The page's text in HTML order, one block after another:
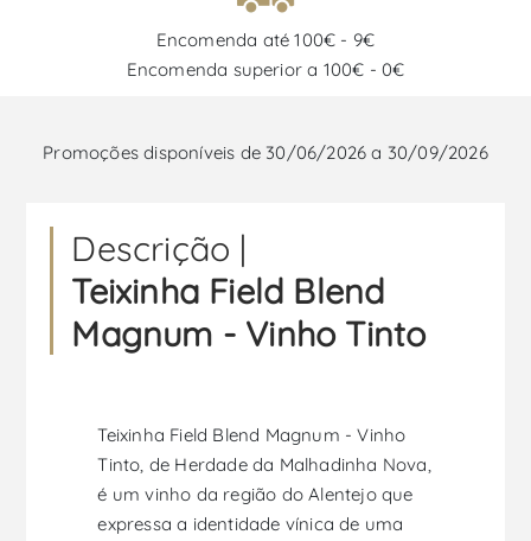
Encomenda até 100€ - 9€
Encomenda superior a 100€ - 0€
Promoções disponíveis de 30/06/2026 a 30/09/2026
Descrição |
Teixinha Field Blend
Magnum - Vinho Tinto
Teixinha Field Blend Magnum - Vinho
Tinto, de Herdade da Malhadinha Nova,
é um vinho da região do Alentejo que
expressa a identidade vínica de uma